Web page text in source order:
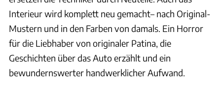
Interieur wird komplett neu gemacht– nach Original-
Mustern und in den Farben von damals. Ein Horror
für die Liebhaber von originaler Patina, die
Geschichten über das Auto erzählt und ein
bewundernswerter handwerklicher Aufwand.